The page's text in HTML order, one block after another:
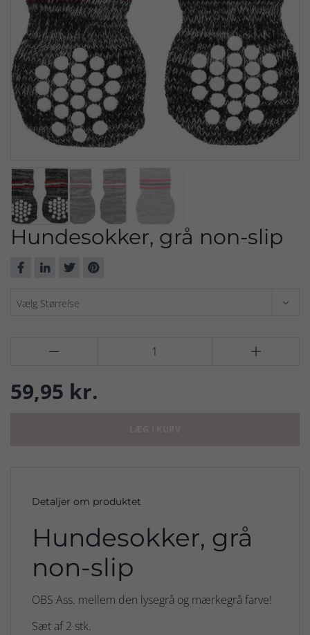
Hundesokker, grå non-slip
 
59,95 kr.
Detaljer om produktet
Hundesokker, grå
non-slip
OBS Ass. mellem den lysegrå og mærkegrå farve!
Sæt af 2 stk.